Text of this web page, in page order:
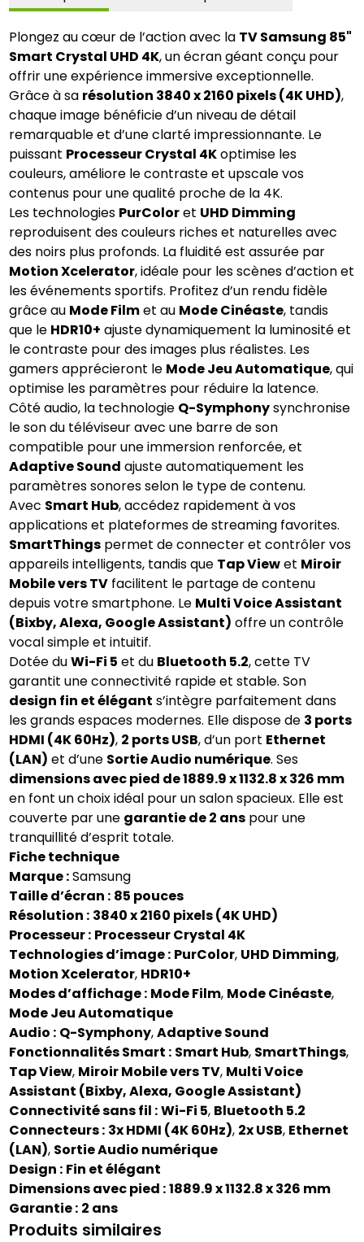
Plongez au cœur de l’action avec la TV Samsung 85"
Smart Crystal UHD 4K, un écran géant conçu pour
offrir une expérience immersive exceptionnelle.
Grâce à sa résolution 3840 x 2160 pixels (4K UHD),
chaque image bénéficie d’un niveau de détail
remarquable et d’une clarté impressionnante. Le
puissant Processeur Crystal 4Koptimise les
couleurs, améliore le contraste et upscale vos
contenus pour une qualité proche de la 4K.
Les technologies PurColoret UHD Dimming
reproduisent des couleurs riches et naturelles avec
des noirs plus profonds. La fluidité est assurée par
Motion Xcelerator, idéale pour les scènes d’action et
les événements sportifs. Profitez d’un rendu fidèle
grâce au Mode Filmet au Mode Cinéaste, tandis
que le HDR10+ ajuste dynamiquement la luminosité et
le contraste pour des images plus réalistes. Les
gamers apprécieront le Mode Jeu Automatique, qui
optimise les paramètres pour réduire la latence.
Côté audio, la technologie Q-Symphonysynchronise
le son du téléviseur avec une barre de son
compatible pour une immersion renforcée, et
Adaptive Sound ajuste automatiquement les
paramètres sonores selon le type de contenu.
Avec Smart Hub, accédez rapidement à vos
applications et plateformes de streaming favorites.
SmartThings permet de connecter et contrôler vos
appareils intelligents, tandis que Tap Viewet Miroir
Mobile vers TV facilitent le partage de contenu
depuis votre smartphone. Le Multi Voice Assistant
(Bixby, Alexa, Google Assistant) offre un contrôle
vocal simple et intuitif.
Dotée duWi-Fi 5 et du Bluetooth 5.2, cette TV
garantit une connectivité rapide et stable. Son
design fin et élégant s’intègre parfaitement dans
les grands espaces modernes. Elle dispose de 3 ports
HDMI (4K 60Hz), 2 ports USB, d’un port Ethernet
(LAN) et d’une Sortie Audio numérique. Ses
dimensions avec pied de 1889.9 x 1132.8 x 326 mm
en font un choix idéal pour un salon spacieux. Elle est
couverte par une garantie de 2 ans pour une
tranquillité d’esprit totale.
Fiche technique
Marque :Samsung
Taille d’écran : 85 pouces
Résolution : 3840 x 2160 pixels (4K UHD)
Processeur : Processeur Crystal 4K
Technologies d’image : PurColor, UHD Dimming,
Motion Xcelerator, HDR10+
Modes d’affichage : Mode Film, Mode Cinéaste,
Mode Jeu Automatique
Audio : Q-Symphony,Adaptive Sound
Fonctionnalités Smart : Smart Hub, SmartThings,
Tap View, Miroir Mobile vers TV, Multi Voice
Assistant (Bixby, Alexa, Google Assistant)
Connectivité sans fil :Wi-Fi 5, Bluetooth 5.2
Connecteurs : 3x HDMI (4K 60Hz), 2x USB, Ethernet
(LAN), Sortie Audio numérique
Design : Fin et élégant
Dimensions avec pied :1889.9 x 1132.8 x 326 mm
Garantie : 2 ans
Produits similaires